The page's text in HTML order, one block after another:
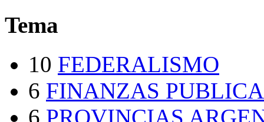
Tema
10 FEDERALISMO
6 FINANZAS
6 PROVINCIAS